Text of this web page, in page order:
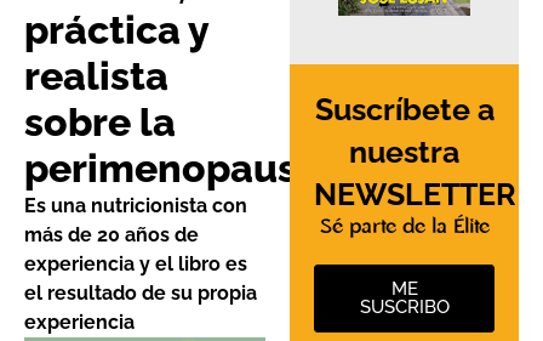
práctica y
realista
sobre la
perimenopausia
Es una nutricionista con
más de 20 años de
experiencia y el libro es
el resultado de su propia
experiencia
Suscríbete a
nuestra
NEWSLETTER
Sé parte de la Élite
ME
SUSCRIBO